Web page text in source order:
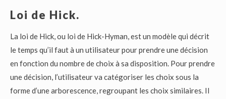
Loi de Hick.
La loi de Hick, ou loi de Hick-Hyman, est un modèle qui décrit
le temps qu’il faut à un utilisateur pour prendre une décision
en fonction du nombre de choix à sa disposition. Pour prendre
une décision, l’utilisateur va catégoriser les choix sous la
forme d’une arborescence, regroupant les choix similaires. Il